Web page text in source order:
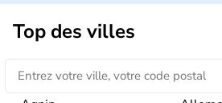
La régionRhône-Alpesdispose
issus de l'âge de bronze comme la
Paladru. A l'origine habitée
Ségusiave, la région se retrouve
romains qui développent le
Vienne. A partir du XIXème siècle,
Top des villes